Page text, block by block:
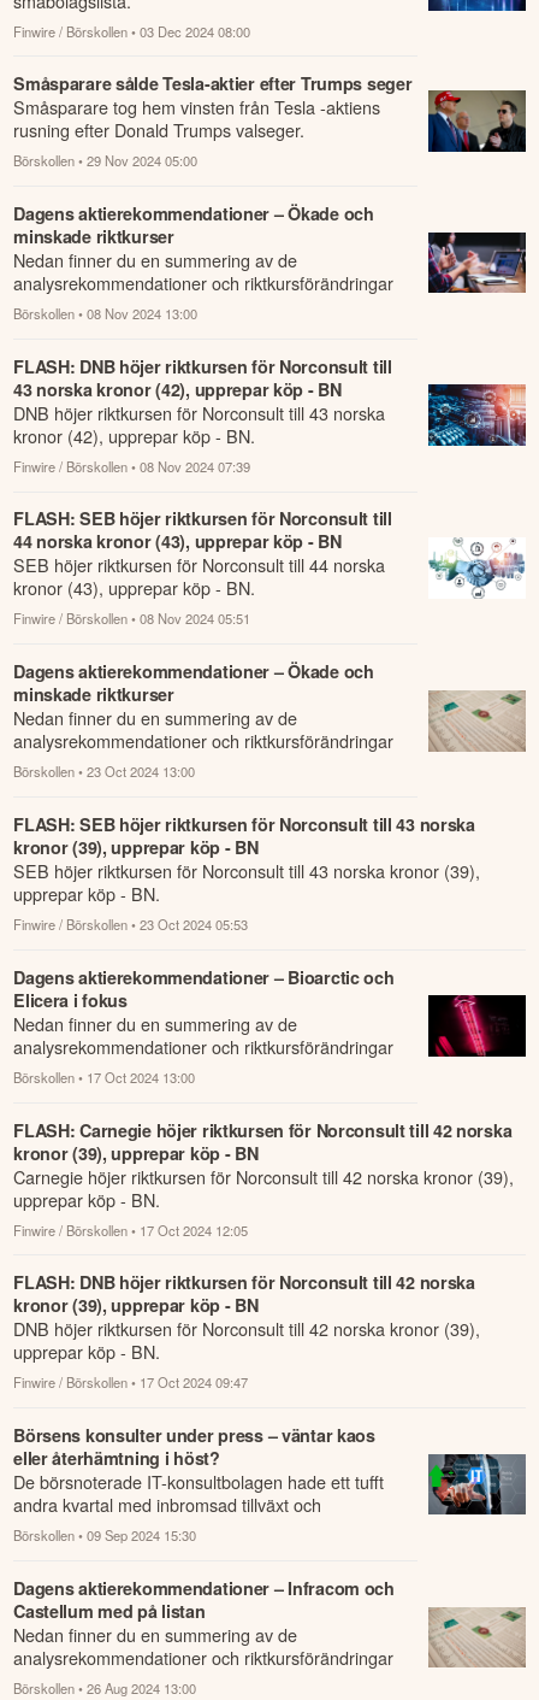
Finwire / Börskollen • 03 Dec 2024 08:00
Småsparare sålde Tesla-aktier efter Trumps seger
Småsparare tog hem vinsten från Tesla -aktiens
rusning efter Donald Trumps valseger.
Börskollen • 29 Nov 2024 05:00
Dagens aktierekommendationer – Ökade och
minskade riktkurser
Nedan finner du en summering av de
analysrekommendationer och riktkursförändringar
som har rapporterats om idag den 8 november.
Börskollen • 08 Nov 2024 13:00
FLASH: DNB höjer riktkursen för Norconsult till
43 norska kronor (42), upprepar köp - BN
DNB höjer riktkursen för Norconsult till 43 norska
kronor (42), upprepar köp - BN.
Finwire / Börskollen • 08 Nov 2024 07:39
FLASH: SEB höjer riktkursen för Norconsult till
44 norska kronor (43), upprepar köp - BN
SEB höjer riktkursen för Norconsult till 44 norska
kronor (43), upprepar köp - BN.
Finwire / Börskollen • 08 Nov 2024 05:51
Dagens aktierekommendationer – Ökade och
minskade riktkurser
Nedan finner du en summering av de
analysrekommendationer och riktkursförändringar
som har rapporterats om idag den 23 oktober.
Börskollen • 23 Oct 2024 13:00
FLASH: SEB höjer riktkursen för Norconsult till 43 norska
kronor (39), upprepar köp - BN
SEB höjer riktkursen för Norconsult till 43 norska kronor (39),
upprepar köp - BN.
Finwire / Börskollen • 23 Oct 2024 05:53
Dagens aktierekommendationer – Bioarctic och
Elicera i fokus
Nedan finner du en summering av de
analysrekommendationer och riktkursförändringar
som har rapporterats om idag den 17 oktober.
Börskollen • 17 Oct 2024 13:00
FLASH: Carnegie höjer riktkursen för Norconsult till 42 norska
kronor (39), upprepar köp - BN
Carnegie höjer riktkursen för Norconsult till 42 norska kronor (39),
upprepar köp - BN.
Finwire / Börskollen • 17 Oct 2024 12:05
FLASH: DNB höjer riktkursen för Norconsult till 42 norska
kronor (39), upprepar köp - BN
DNB höjer riktkursen för Norconsult till 42 norska kronor (39),
upprepar köp - BN.
Finwire / Börskollen • 17 Oct 2024 09:47
Börsens konsulter under press – väntar kaos
eller återhämtning i höst?
De börsnoterade IT-konsultbolagen hade ett tufft
andra kvartal med inbromsad tillväxt och
personalneddragningar.
Börskollen • 09 Sep 2024 15:30
Dagens aktierekommendationer – Infracom och
Castellum med på listan
Nedan finner du en summering av de
analysrekommendationer och riktkursförändringar
som har rapporterats om idag den 26 augusti.
Börskollen • 26 Aug 2024 13:00